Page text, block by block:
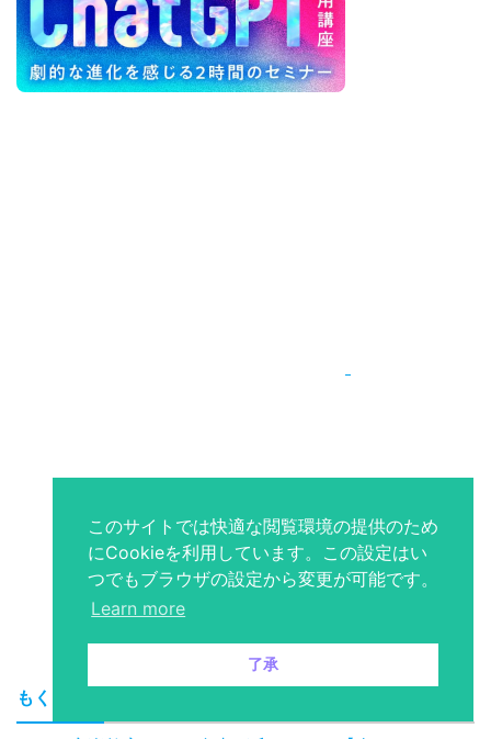
もくじ
このサイトでは快適な閲覧環境の提供のため
にCookieを利用しています。この設定はい
つでもブラウザの設定から変更が可能です。
Learn more
了承